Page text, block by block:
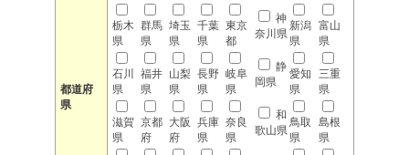
都道府
県
栃木
県
群馬
県
埼玉
県
千葉
県
東京
都
神
奈川県
新潟
県
富山
県
石川
県
福井
県
山梨
県
長野
県
岐阜
県
静
岡県
愛知
県
三重
県
滋賀
県
京都
府
大阪
府
兵庫
県
奈良
県
和
歌山県
鳥取
県
島根
県